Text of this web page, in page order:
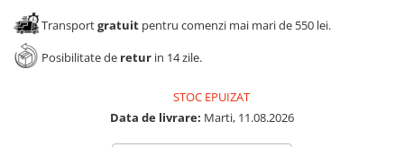
Transportgratuit pentru comenzi mai mari de 550 lei.
Posibilitate de retur in 14 zile.
STOC EPUIZAT
Data de livrare: Marti, 11.08.2026